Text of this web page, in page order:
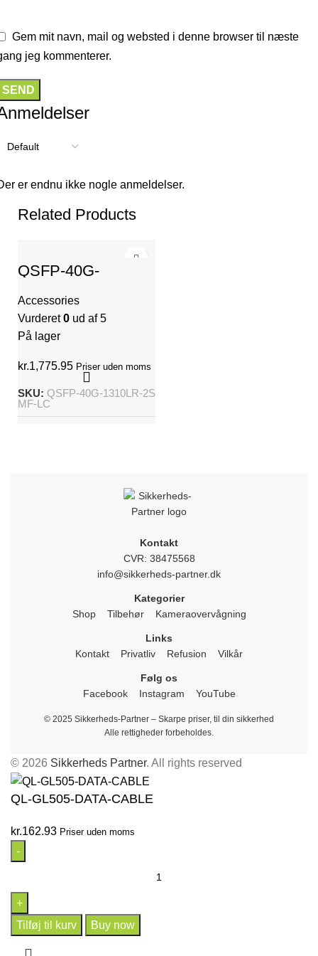
er endnu ikke nogle anmeldelser.
Gem mit navn, mail og websted i denne browser til næste
jeg kommenterer.
Related Products
QSFP-40G-
1310LR-2SMF-LC
Accessories
Vurderet0 ud af 5
På lager
kr.1,775.95 Priser uden moms
SKU: QSFP-40G-1310LR-2S
MF-LC
Kontakt
CVR: 38475568
info@sikkerheds-partner.dk
Kategorier
Shop
Tilbehør Kameraovervågning
Links
Kontakt
Privatliv Refusion Vilkår
Følg os
Facebook
Instagram YouTube
© 2025 Sikkerheds-Partner – Skarpe priser, til din sikkerhed
Alle rettigheder forbeholdes.
© 2026 Sikkerheds Partner. All rights reserved
QL-GL505-DATA-CABLE
kr.162.93 Priser uden moms
Tilføj til kurv Buy now